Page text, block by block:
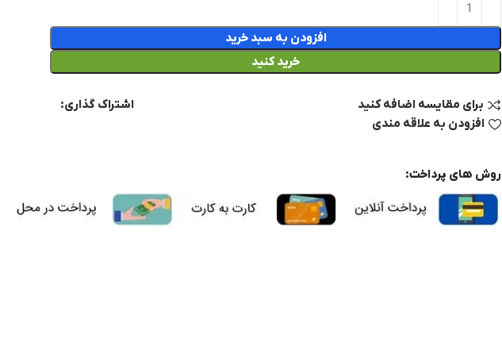
افزودن به سبد خرید
خرید کنید
برای مقایسه اضافه کنید
افزودن به علاقه مندی
اشتراک گذاری:
روش های پرداخت: